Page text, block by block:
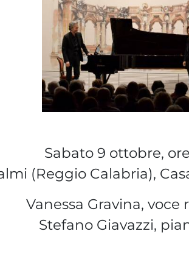
Sabato 9 ottobre,
(Reggio Calabria),
Vanessa Gravina, voce
Stefano Giavazzi,